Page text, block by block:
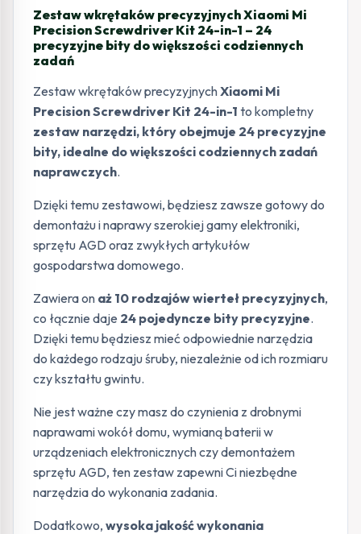
Zestaw wkrętaków precyzyjnych Xiaomi Mi
Precision Screwdriver Kit 24-in-1 – 24
precyzyjne bity do większości codziennych
zadań
Zestaw wkrętaków precyzyjnychXiaomi Mi
Precision Screwdriver Kit 24-in-1 to kompletny
zestaw narzędzi, który obejmuje 24 precyzyjne
bity, idealne do większości codziennych zadań
naprawczych.
Dzięki temu zestawowi, będziesz zawsze gotowy do
demontażu i naprawy szerokiej gamy elektroniki,
sprzętu AGD oraz zwykłych artykułów
gospodarstwa domowego.
Zawiera on aż 10 rodzajów wierteł precyzyjnych,
co łącznie daje 24 pojedyncze bity precyzyjne.
Dzięki temu będziesz mieć odpowiednie narzędzia
do każdego rodzaju śruby, niezależnie od ich rozmiaru
czy kształtu gwintu.
Nie jest ważne czy masz do czynienia z drobnymi
naprawami wokół domu, wymianą baterii w
urządzeniach elektronicznych czy demontażem
sprzętu AGD, ten zestaw zapewni Ci niezbędne
narzędzia do wykonania zadania.
Dodatkowo, wysoka jakość wykonania